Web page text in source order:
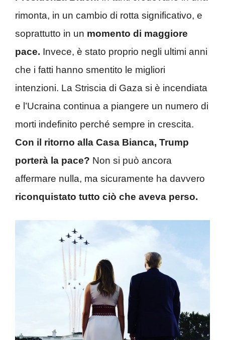
rimonta, in un cambio di rotta significativo, e
soprattutto in un momento di maggiore
pace. Invece, è stato proprio negli ultimi anni
che i fatti hanno smentito le migliori
intenzioni. La Striscia di Gaza si è incendiata
e l’Ucraina continua a piangere un numero di
morti indefinito perché sempre in crescita.
Con il ritorno alla Casa Bianca, Trump
porterà la pace? Non si può ancora
affermare nulla, ma sicuramente ha davvero
riconquistato tutto ciò che aveva perso.